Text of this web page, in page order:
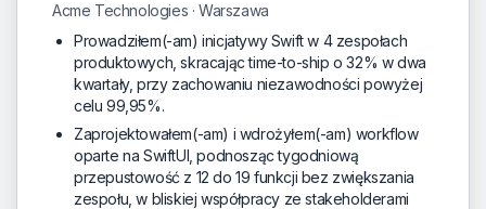
Acme Technologies · Warszawa
Prowadziłem(-am) inicjatywy Swift w 4 zespołach
produktowych, skracając time-to-ship o 32% w dwa
kwartały, przy zachowaniu niezawodności powyżej
celu 99,95%.
Zaprojektowałem(-am) i wdrożyłem(-am) workflow
oparte na SwiftUI, podnosząc tygodniową
przepustowość z 12 do 19 funkcji bez zwiększania
zespołu, w bliskiej współpracy ze stakeholderami